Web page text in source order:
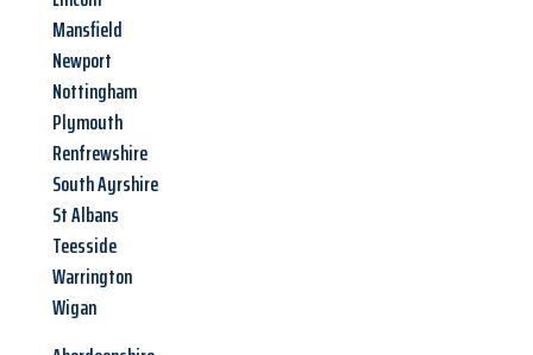
Mansfield
Newport
Nottingham
Plymouth
Renfrewshire
South Ayrshire
St Albans
Teesside
Warrington
Wigan